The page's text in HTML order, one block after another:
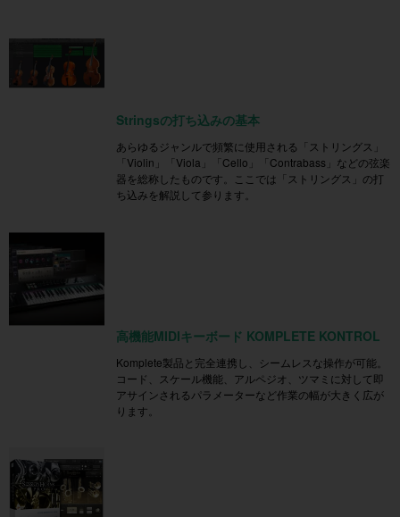
Stringsの打ち込みの基本
あらゆるジャンルで頻繁に使用される「ストリングス」
「Violin」「Viola」「Cello」「Contrabass」などの弦楽
器を総称したものです。ここでは「ストリングス」の打
ち込みを解説して参ります。
高機能MIDIキーボード KOMPLETE KONTROL
Komplete製品と完全連携し、シームレスな操作が可能。
コード、スケール機能、アルペジオ、ツマミに対して即
アサインされるパラメーターなど作業の幅が大きく広が
ります。